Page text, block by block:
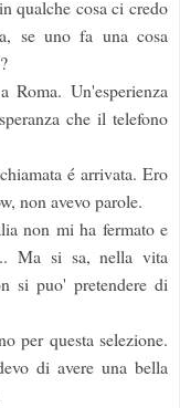
qualche cosa ci credo
se uno fa una cosa
Un'esperienza
che il telefono
é arrivata. Ero
non avevo parole.
non mi ha fermato e
Ma si sa, nella vita
si puo' pretendere di
per questa selezione.
di avere una bella